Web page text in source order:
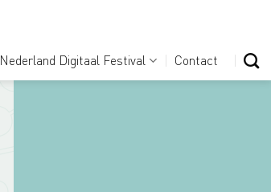
Nederland Digitaal Festival Contact